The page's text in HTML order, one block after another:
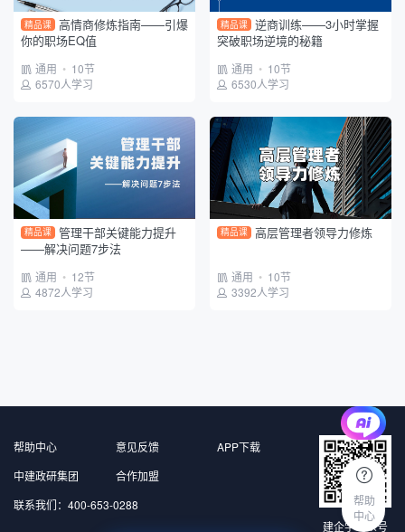
精品课 高情商修炼指南——引爆
你的职场EQ值
通用 • 10节
6570人学习
精品课 逆商训练——3小时掌握
突破职场逆境的秘籍
通用 • 10节
6530人学习
精品课 管理干部关键能力提升
——解决问题7步法
通用 • 12节
4872人学习
精品课 高层管理者领导力修炼
通用 • 10节
3392人学习
帮助中心 意见反馈
APP下载
中建政研集团
合作加盟
联系我们：400-653-0288
建企学公众号
帮助
中心